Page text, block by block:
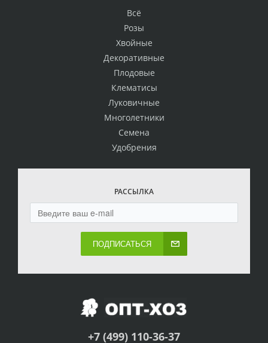
Всё
Розы
Хвойные
Декоративные
Плодовые
Клематисы
Луковичные
Многолетники
Семена
Удобрения
РАССЫЛКА
ПОДПИСАТЬСЯ
+7 (499) 110-36-37